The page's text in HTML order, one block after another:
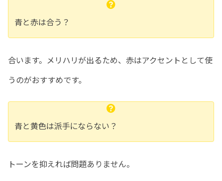
青と赤は合う？
合います。メリハリが出るため、赤はアクセントとして使
うのがおすすめです。
青と黄色は派手にならない？
トーンを抑えれば問題ありません。